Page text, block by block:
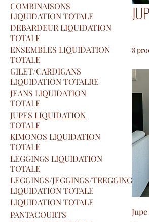
COMBINAISONS
LIQUIDATION TOTALE
DEBARDEUR LIQUIDATION
TOTALE
ENSEMBLES LIQUIDATION
TOTALE
GILET/CARDIGANS
LIQUIDATION TOTALRE
JEANS LIQUIDATION
TOTALE
JUPES LIQUIDATION
TOTALE
KIMONOS LIQUIDATION
TOTALE
LEGGINGS LIQUIDATION
TOTALE
LEGGINGS/JEGGINGS/TREGGINGS
LIQUIDATION TOTALE
LIQUIDATION TOTALE
PANTACOURTS
8